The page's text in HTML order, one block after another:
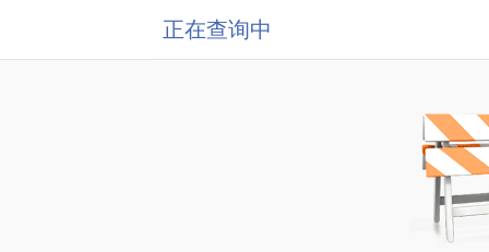
正在查询中